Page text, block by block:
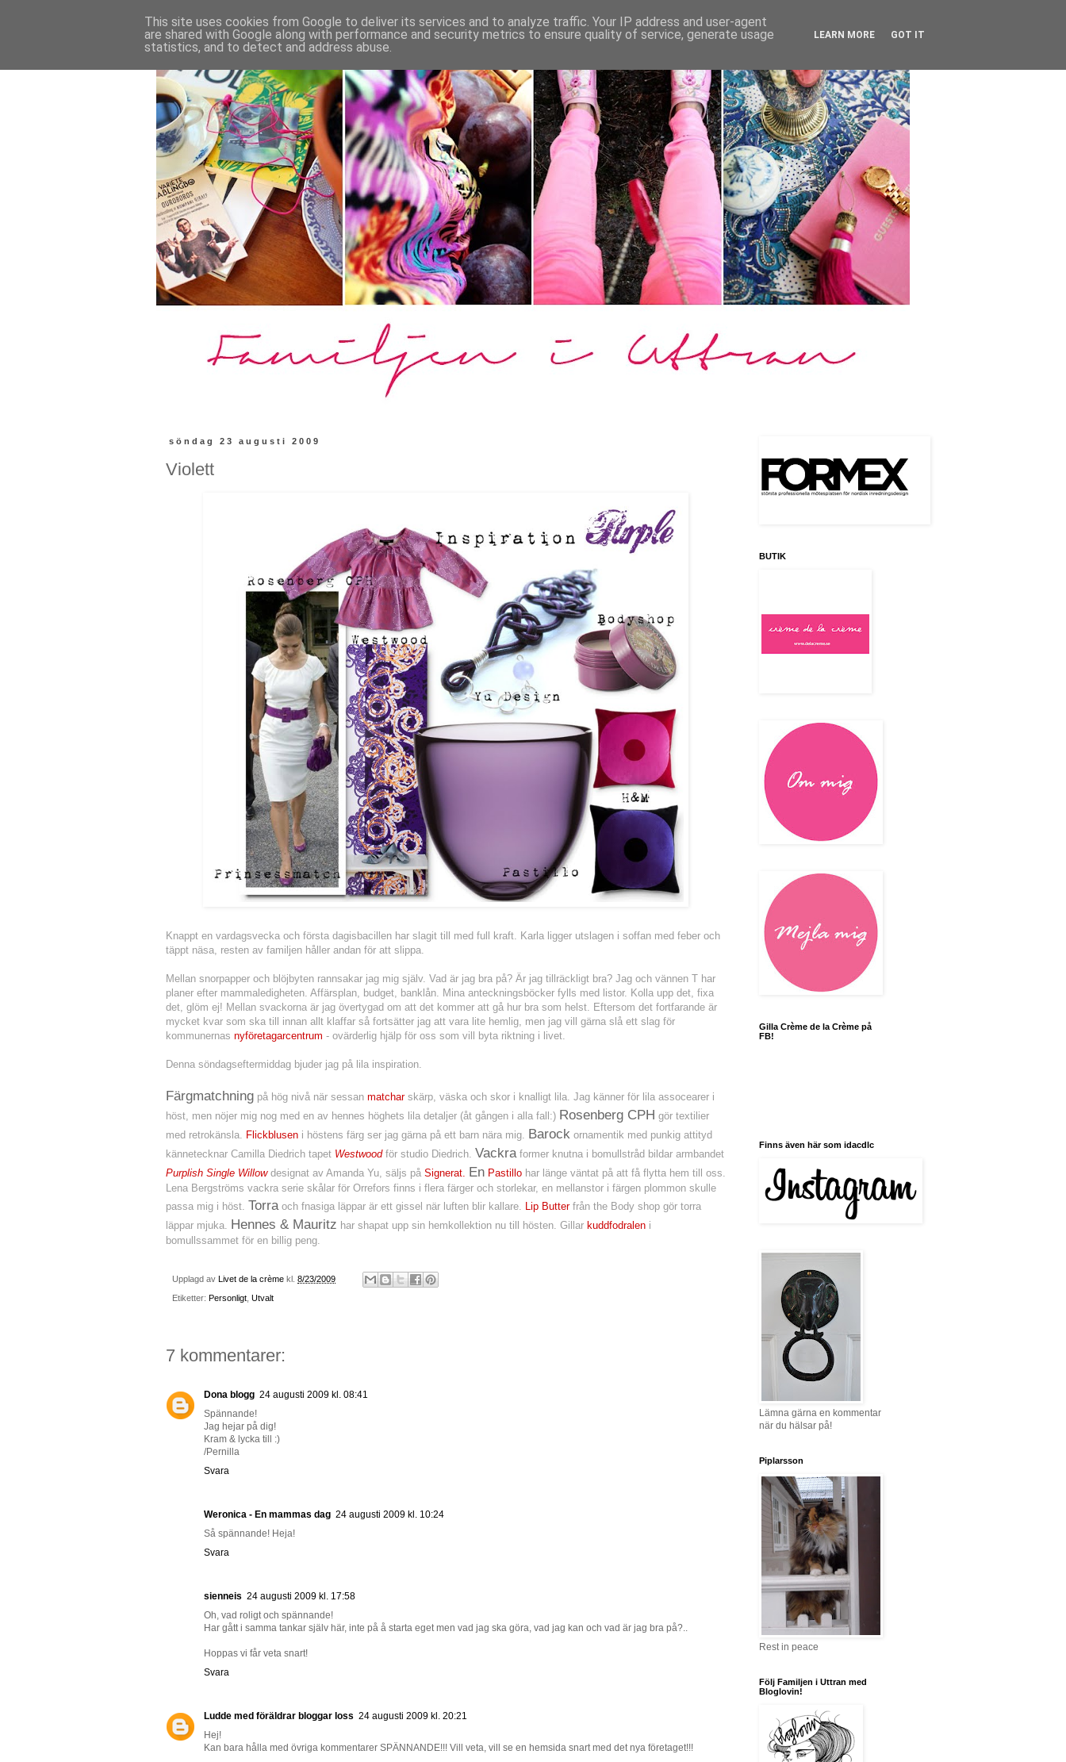
söndag 23 augusti 2009
Violett
Knappt en vardagsvecka och första dagisbacillen har slagit till med full kraft. Karla ligger utslagen i soffan med feber och
täppt näsa, resten av familjen håller andan för att slippa.
Mellan snorpapper och blöjbyten rannsakar jag mig själv. Vad är jag bra på? Är jag tillräckligt bra? Jag och vännen T har
planer efter mammaledigheten. Affärsplan, budget, banklån. Mina anteckningsböcker fylls med listor. Kolla upp det, fixa
det, glöm ej! Mellan svackorna är jag övertygad om att det kommer att gå hur bra som helst. Eftersom det fortfarande är
mycket kvar som ska till innan allt klaffar så fortsätter jag att vara lite hemlig, men jag vill gärna slå ett slag för
kommunernas nyföretagarcentrum - ovärderlig hjälp för oss som vill byta riktning i livet.
Denna söndagseftermiddag bjuder jag på lila inspiration.
Färgmatchning på hög nivå när sessan matcharskärp, väska och skor i knalligt lila. Jag känner för lila assocearer i
höst, men nöjer mig nog med en av hennes höghets lila detaljer (åt gången i alla fall:) Rosenberg CPH gör textilier
med retrokänsla. Flickblusen i höstens färg ser jag gärna på ett barn nära mig. Barock ornamentik med punkig attityd
kännetecknar Camilla Diedrich tapet Westwoodför studio Diedrich. Vackraformer knutna i bomullstråd bildar armbandet
Purplish Single Willowdesignat av Amanda Yu, säljs på Signerat. En Pastillo har länge väntat på att få flytta hem till oss.
Lena Bergströms vackra serie skålar för Orrefors finns i flera färger och storlekar, en mellanstor i färgen plommon skulle
passa mig i höst. Torraoch fnasiga läppar är ett gissel när luften blir kallare. Lip Butter från the Body shop gör torra
läppar mjuka. Hennes & Mauritz har shapat upp sin hemkollektion nu till hösten. Gillar kuddfodralen i
bomullssammet för en billig peng.
Upplagd av Livet de la crème kl. 8/23/2009
Etiketter: Personligt, Utvalt
7 kommentarer:
Dona blogg 24 augusti 2009 kl. 08:41
Spännande!
Jag hejar på dig!
Kram & lycka till :)
/Pernilla
Svara
Weronica - En mammas dag 24 augusti 2009 kl. 10:24
Så spännande! Heja!
Svara
sienneis 24 augusti 2009 kl. 17:58
Oh, vad roligt och spännande!
Har gått i samma tankar själv här, inte på å starta eget men vad jag ska göra, vad jag kan och vad är jag bra på?..
Hoppas vi får veta snart!
Svara
Ludde med föräldrar bloggar loss 24 augusti 2009 kl. 20:21
Hej!
Kan bara hålla med övriga kommentarer SPÄNNANDE!!! Vill veta, vill se en hemsida snart med det nya företaget!!!
BUTIK
Gilla Crème de la Crème på
FB!
Finns även här som idacdlc
Lämna gärna en kommentar
när du hälsar på!
Piplarsson
Rest in peace
Följ Familjen i Uttran med
Bloglovin!
This site uses cookies from Google to deliver its services and to analyze traffic. Your IP address and user-agent
are shared with Google along with performance and security metrics to ensure quality of service, generate usage
statistics, and to detect and address abuse.
LEARN MORE GOT IT